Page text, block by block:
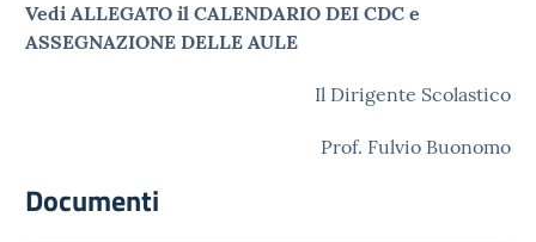
Vedi ALLEGATO il CALENDARIO DEI CDC e
ASSEGNAZIONE DELLE AULE
Il Dirigente Scolastico
Prof. Fulvio Buonomo
Documenti